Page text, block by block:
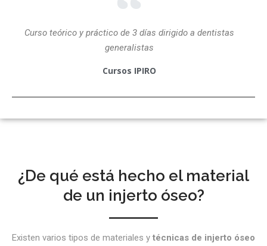
Curso teórico y práctico de 3 días dirigido a dentistas
generalistas
Cursos IPIRO
¿De qué está hecho el material
de un injerto óseo?
Existen varios tipos de materiales y técnicas de injerto óseo